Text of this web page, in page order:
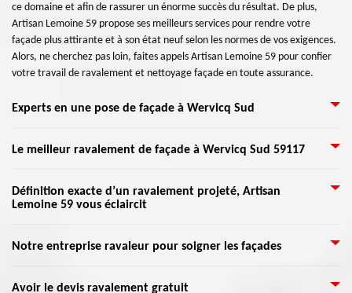
ce domaine et afin de rassurer un énorme succès du résultat. De plus,
Artisan Lemoine 59 propose ses meilleurs services pour rendre votre
façade plus attirante et à son état neuf selon les normes de vos exigences.
Alors, ne cherchez pas loin, faites appels Artisan Lemoine 59 pour confier
votre travail de ravalement et nettoyage façade en toute assurance.
Experts en une pose de façade à Wervicq Sud
Malgré la détérioration de votre façade face à une mauvaise saison,
travail dans ce domaine. De plus, client} propose des services de qualités à
faisant appel le plus vite Artisan Lemoine 59 qui se trouve dans Wervicq
Le meilleur ravalement de façade à Wervicq Sud 59117
Une raison de penser à l'entretien des façades est de permettre de vérifier
l'état de votre bâtiment. Il faut en effet s’occuper de la rénovation de vos
La façade est le plus grand champ de la structure de toute maison et
construction. Notre entreprise Artisan Lemoine 59 ne veut que votre
pour qu’on puisse l’étudier. Nous vous donnerons un devis pour rénover
Définition exacte d’un ravalement projeté, Artisan
Lemoine 59 vous éclaircit
C’est en fait l’utilisation d’un enduit projeté sur une façade à peindre.
Notre entreprise ravaleur pour soigner les façades
Nos artisans sont en mesure de bien s’occuper de tous types de façade. Ils
Avoir le devis ravalement gratuit